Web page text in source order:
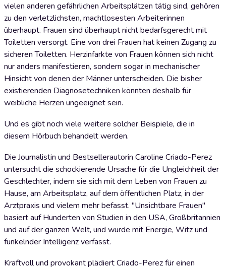
vielen anderen gefährlichen Arbeitsplätzen tätig sind, gehören
zu den verletzlichsten, machtlosesten Arbeiterinnen
überhaupt. Frauen sind überhaupt nicht bedarfsgerecht mit
Toiletten versorgt. Eine von drei Frauen hat keinen Zugang zu
sicheren Toiletten. Herzinfarkte von Frauen können sich nicht
nur anders manifestieren, sondern sogar in mechanischer
Hinsicht von denen der Männer unterscheiden. Die bisher
existierenden Diagnosetechniken könnten deshalb für
weibliche Herzen ungeeignet sein.
Und es gibt noch viele weitere solcher Beispiele, die in
diesem Hörbuch behandelt werden.
Die Journalistin und Bestsellerautorin Caroline Criado-Perez
untersucht die schockierende Ursache für die Ungleichheit der
Geschlechter, indem sie sich mit dem Leben von Frauen zu
Hause, am Arbeitsplatz, auf dem öffentlichen Platz, in der
Arztpraxis und vielem mehr befasst. "Unsichtbare Frauen"
basiert auf Hunderten von Studien in den USA, Großbritannien
und auf der ganzen Welt, und wurde mit Energie, Witz und
funkelnder Intelligenz verfasst.
Kraftvoll und provokant plädiert Criado-Perez für einen